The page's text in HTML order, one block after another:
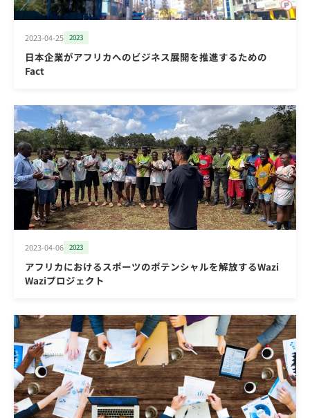
2023-04-25 2023
日本企業がアフリカへのビジネス展開を推進するための
Fact
2023-04-06 2023
アフリカにおけるスポーツのポテンシャルを解放するWazi
Waziプロジェクト